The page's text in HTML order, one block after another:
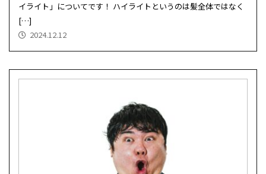
イライト」についてです！ ハイライトというのは髪全体ではなく
[…]
2024.12.12